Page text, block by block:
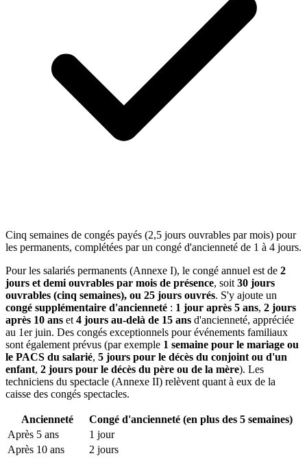
Cinq semaines de congés payés (2,5 jours ouvrables par mois) pour
les permanents, complétées par un congé d'ancienneté de 1 à 4 jours.
Pour les salariés permanents (Annexe I), le congé annuel est de 2
jours et demi ouvrables par mois de présence, soit 30 jours
ouvrables (cinq semaines), ou 25 jours ouvrés. S'y ajoute un
congé supplémentaire d'ancienneté : 1 jour après 5 ans, 2 jours
après 10 ans et 4 jours au-delà de 15 ans d'ancienneté, appréciée
au 1er juin. Des congés exceptionnels pour événements familiaux
sont également prévus (par exemple 1 semaine pour le mariage ou
le PACS du salarié, 5 jours pour le décès du conjoint ou d'un
enfant, 2 jours pour le décès du père ou de la mère). Les
techniciens du spectacle (Annexe II) relèvent quant à eux de la
caisse des congés spectacles.
Ancienneté
Congé d'ancienneté (en plus des 5 semaines)
Après 5 ans
1 jour
Après 10 ans
2 jours